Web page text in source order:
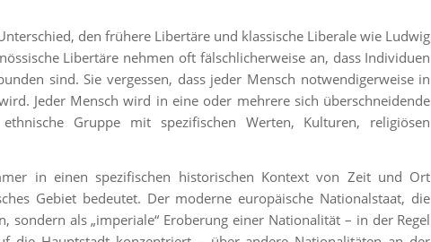
den frühere Libertäre und klassische Liberale wie Ludwig
Libertäre nehmen oft fälschlicherweise an, dass Individuen
sind. Sie vergessen, dass jeder Mensch notwendigerweise in
Jeder Mensch wird in eine oder mehrere sich überschneidende
Gruppe mit spezifischen Werten, Kulturen, religiösen
in einen spezifischen historischen Kontext von Zeit und Ort
Gebiet bedeutet. Der moderne europäische Nationalstaat, die
sondern als „imperiale“ Eroberung einer Nationalität – in der Regel